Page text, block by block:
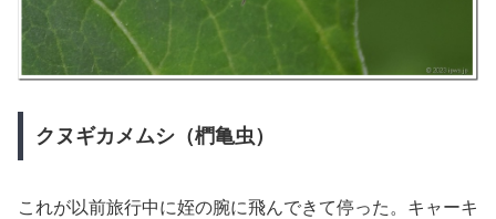
クヌギカメムシ（椚亀虫）
これが以前旅行中に姪の腕に飛んできて停った。キャーキ